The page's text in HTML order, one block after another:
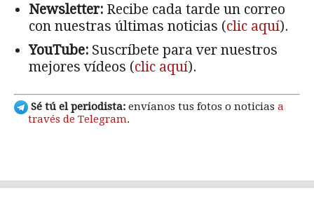
Newsletter: Recibe cada tarde un correo
con nuestras últimas noticias (clic aquí).
YouTube: Suscríbete para ver nuestros
mejores vídeos (clic aquí).
Sé tú el periodista: envíanos tus fotos o noticias a
través de Telegram.